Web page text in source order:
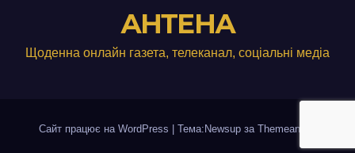
АНТЕНА
Щоденна онлайн газета, телеканал, соціальні медіа
Сайт працює на WordPress Тема:Newsup за Themeansar